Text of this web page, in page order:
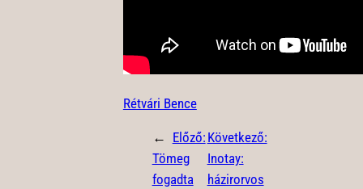
Rétvári Bence
← Előző:
Tömeg
fogadta
Következő:
Inotay:
házirorvos